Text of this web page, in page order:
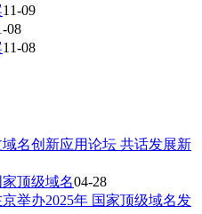
11-09
08
11-08
名创新应用论坛 共话发展新
顶级域名04-28
举办2025年 国家顶级域名发